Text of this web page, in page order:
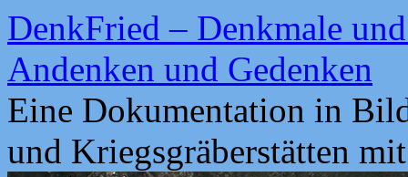
Zum
Inhalt
springen
DenkFried – Denkmale
Andenken und Gedenken
Eine Dokumentation in
und Kriegsgräberstätten